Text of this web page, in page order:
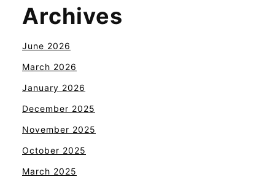
Archives
June 2026
March 2026
January 2026
December 2025
November 2025
October 2025
March 2025